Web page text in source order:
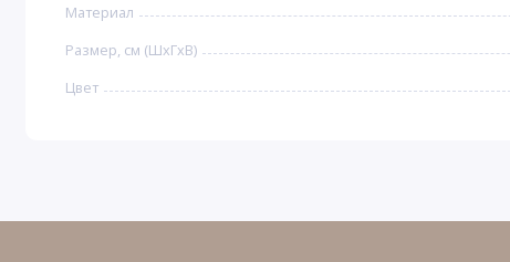
Материал
Размер, см (ШхГхВ)
Цвет